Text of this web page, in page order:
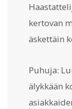
kertovan
äskettäin
Puhuja:
älykkään